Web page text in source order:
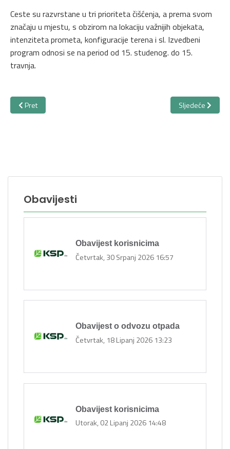
Ceste su razvrstane u tri prioriteta čišćenja, a prema svom
značaju u mjestu, s obzirom na lokaciju važnijih objekata,
intenziteta prometa, konfiguracije terena i sl. Izvedbeni
program odnosi se na period od 15. studenog. do 15.
travnja.
Prethodni članak: Održavanje nerazvrstanih cesta
Pret Sljedeći članak:
Sljedeće
Obavijesti
Obavijest korisnicima
Četvrtak, 30 Srpanj 2026 16:57
Obavijest o odvozu otpada
Četvrtak, 18 Lipanj 2026 13:23
Obavijest korisnicima
Utorak, 02 Lipanj 2026 14:48